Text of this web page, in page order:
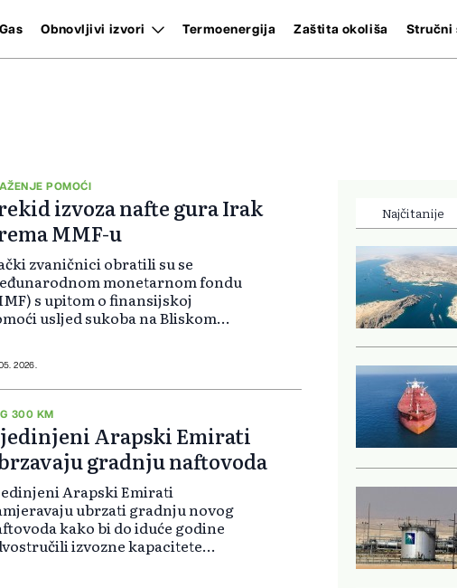
Gas Obnovljivi izvori Termoenergija Zaštita okoliša Stručni
POMOĆI
izvoza nafte gura Irak
MMF-u
zvaničnici obratili su se
monetarnom fondu
s upitom o finansijskoj
usljed sukoba na Bliskom
bliskog MMF-u.
2026.
300 KM
Arapski Emirati
gradnju naftovoda
Arapski Emirati
ubrzati gradnju novog
kako bi do iduće godine
izvozne kapacitete
Najčitanije